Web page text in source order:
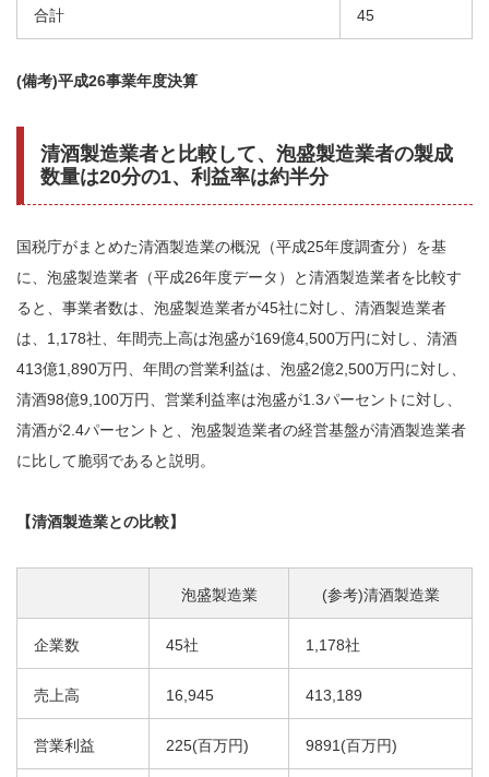
合計 45
(備考)平成26事業年度決算
清酒製造業者と比較して、泡盛製造業者の製成
数量は20分の1、利益率は約半分
国税庁がまとめた清酒製造業の概況（平成25年度調査分）を基
に、泡盛製造業者（平成26年度データ）と清酒製造業者を比較す
ると、事業者数は、泡盛製造業者が45社に対し、清酒製造業者
は、1,178社、年間売上高は泡盛が169億4,500万円に対し、清酒
413億1,890万円、年間の営業利益は、泡盛2億2,500万円に対し、
清酒98億9,100万円、営業利益率は泡盛が1.3パーセントに対し、
清酒が2.4パーセントと、泡盛製造業者の経営基盤が清酒製造業者
に比して脆弱であると説明。
【清酒製造業との比較】
泡盛製造業 (参考)清酒製造業
企業数 45社 1,178社
売上高 16,945 413,189
営業利益 225(百万円) 9891(百万円)